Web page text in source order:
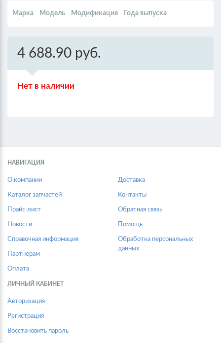
Марка Модель Модификация Года выпуска
4 688.90 руб.
Нет в наличии
НАВИГАЦИЯ
О компании
Каталог запчастей
Прайс-лист
Новости
Справочная информация
Партнерам
Оплата
Доставка
Контакты
Обратная связь
Помощь
Обработка персональных
данных
ЛИЧНЫЙ КАБИНЕТ
Авторизация
Регистрация
Восстановить пароль